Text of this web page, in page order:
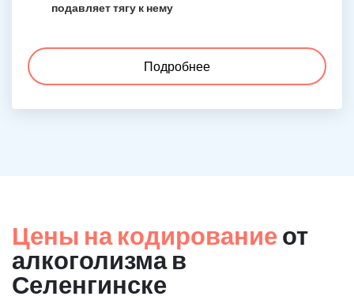
подавляет тягу к нему
Подробнее
Цены на кодирование от
алкоголизма в
Селенгинске